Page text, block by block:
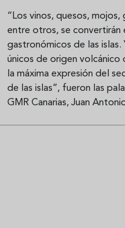
“Los vinos, quesos,
entre otros, se convertirán
gastronómicos de las
únicos de origen volcánico
la máxima expresión del
de las islas”, fueron las
GMR Canarias, Juan